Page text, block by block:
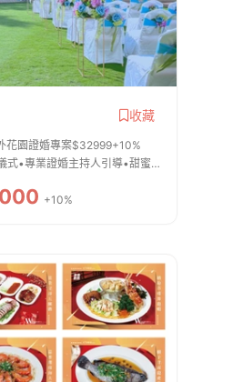
收藏
花園證婚專案$32999+10%
式•專業證婚主持人引導•甜蜜
場地獨立...+10%